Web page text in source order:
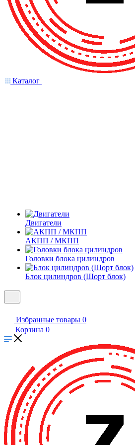
Каталог
Двигатели
АКПП / МКПП
Головки блока цилиндров
Блок цилиндров (Шорт блок)
Избранные товары 0
Корзина 0